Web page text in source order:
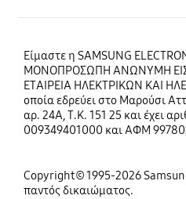
Είμαστε η SAMSUNG
ΜΟΝΟΠΡΟΣΩΠΗ ΑΝΩΝΥΜΗ
ΕΤΑΙΡΕΙΑ ΗΛΕΚΤΡΙΚΩΝ ΚΑΙ
οποία εδρεύει στο Μαρούσι
αρ. 24Α, Τ.Κ. 151 25 και έχει
009349401000 και ΑΦΜ
Copyright© 1995-2026
παντός δικαιώματος.